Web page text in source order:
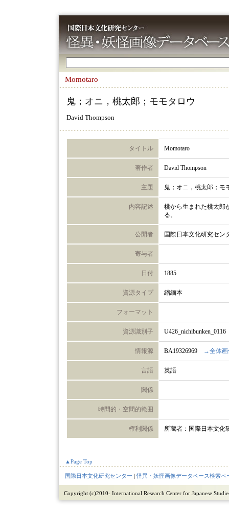
Momotaro
鬼；オニ，桃太郎；モモタロウ
David Thompson
タイトル Momotaro
著作者 David Thompson
主題 鬼；オニ，桃太郎；モ
内容記述
桃から生まれた桃太郎
る。
公開者 国際日本文化研究セン
寄与者
日付 1885
資源タイプ 縮緬本
フォーマット
資源識別子 U426_nichibunken_0116
情報源 BA19326969 →全体画
言語 英語
関係
時間的・空間的範囲
権利関係 所蔵者：国際日本文化
▲Page Top
国際日本文化研究センター |怪異・妖怪画像データベース検索ペ
Copyright (c)2010- International Research Center for Japanese